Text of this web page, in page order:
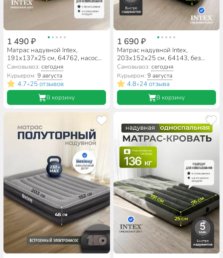
1 490 ₽
Матрас надувной Intex,
191х137х25 см, 64762, насос
встроенный, ножной,
флокированный, 272 кг
Самовывоз:сегодня
Курьером:9 августа
4.7•25 отзывов
В корзину
1 690 ₽
Матрас надувной Intex,
203х152х25 см, 64143, без
насоса, флокированный, 273 кг
Самовывоз: сегодня
Курьером: 9 августа
4.8•24 отзыва
В корзину